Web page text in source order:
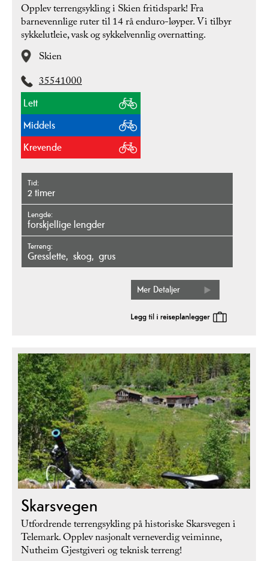
Opplev terrengsykling i Skien fritidspark! Fra
barnevennlige ruter til 14 rå enduro-løyper. Vi tilbyr
sykkelutleie, vask og sykkelvennlig overnatting.
Skien
35541000
Lett
Middels
Krevende
Tid
2 timer
Lengde
forskjellige lengder
Terreng
gresslette skog grus
Mer Detaljer
Skarsvegen
Utfordrende terrengsykling på historiske Skarsvegen i
Telemark. Opplev nasjonalt verneverdig veiminne,
Nutheim Gjestgiveri og teknisk terreng!